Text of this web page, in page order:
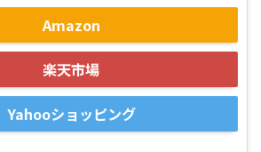
Amazon
楽天市場
Yahooショッピング